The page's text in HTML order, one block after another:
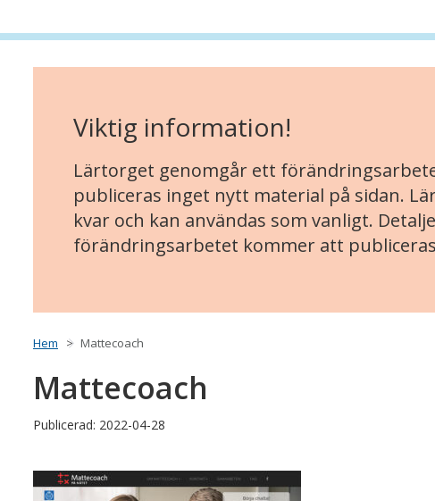
Viktig information!
Lärtorget genomgår ett
publiceras inget nytt material på sidan.
kvar och kan användas som vanligt.
förändringsarbetet kommer att
Hem Mattecoach
Mattecoach
Publicerad: 2022-04-28